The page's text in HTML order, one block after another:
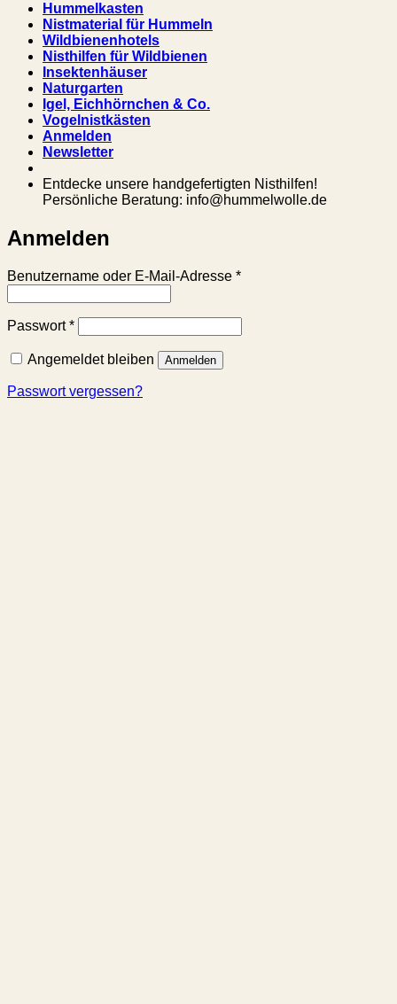
Hummelkasten
Nistmaterial für Hummeln
Wildbienenhotels
Nisthilfen für Wildbienen
Insektenhäuser
Naturgarten
Igel, Eichhörnchen & Co.
Vogelnistkästen
Anmelden
Newsletter
Entdecke unsere handgefertigten Nisthilfen!
Persönliche Beratung: info@hummelwolle.de
Anmelden
Benutzername oder E-Mail-Adresse *Erforderlich
Passwort*Erforderlich
Angemeldet bleiben Anmelden
Passwort vergessen?